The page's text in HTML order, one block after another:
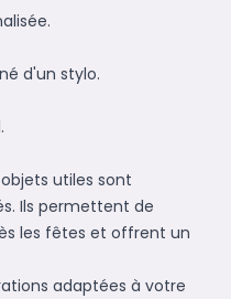
d'un stylo.
utiles sont
Ils permettent de
les fêtes et offrent un
adaptées à votre